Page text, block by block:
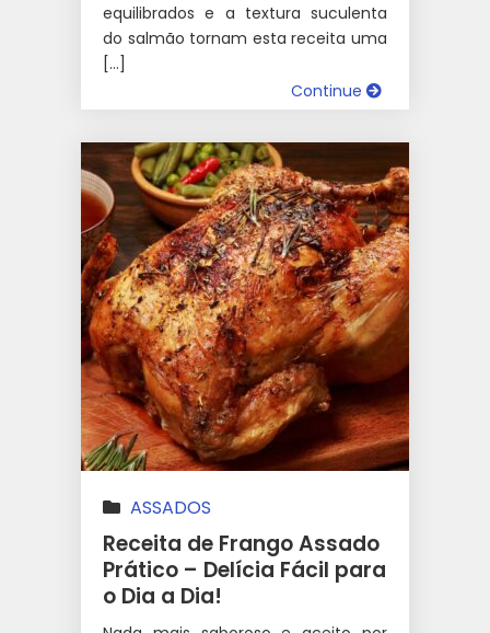
equilibrados e a textura suculenta
do salmão tornam esta receita uma
[…]
Continue
ASSADOS
Receita de Frango Assado
Prático – Delícia Fácil para
o Dia a Dia!